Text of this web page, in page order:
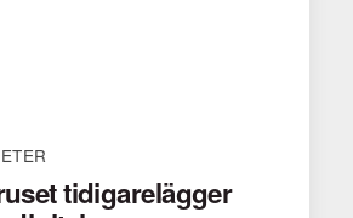
tidigarelägger